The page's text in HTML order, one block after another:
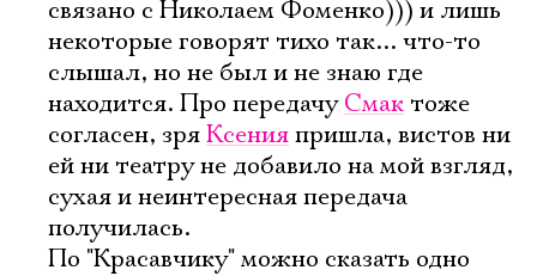
связано с Николаем Фоменко))) и лишь
некоторые говорят тихо так... что-то
слышал, но не был и не знаю где
находится. Про передачуСмак тоже
согласен, зряКсенияпришла, вистов ни
ей ни театру не добавило на мой взгляд,
сухая и неинтересная передача
получилась.
По "Красавчику" можно сказать одно
Ознакомиться